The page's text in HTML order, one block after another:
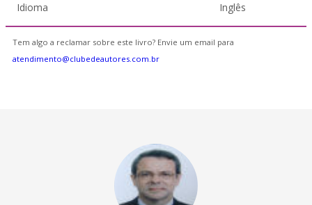
Idioma Inglês
Tem algo a reclamar sobre este livro? Envie um email para
atendimento@clubedeautores.com.br